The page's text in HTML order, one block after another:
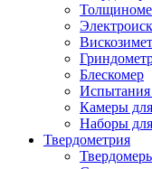
Блескомер
Испытания
Камеры
Наборы
Твердометрия